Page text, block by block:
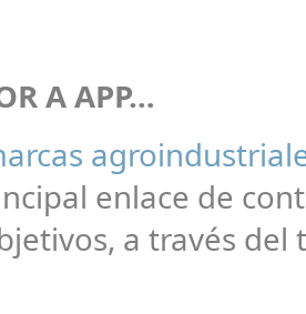
A APP…
enlace de
a través del